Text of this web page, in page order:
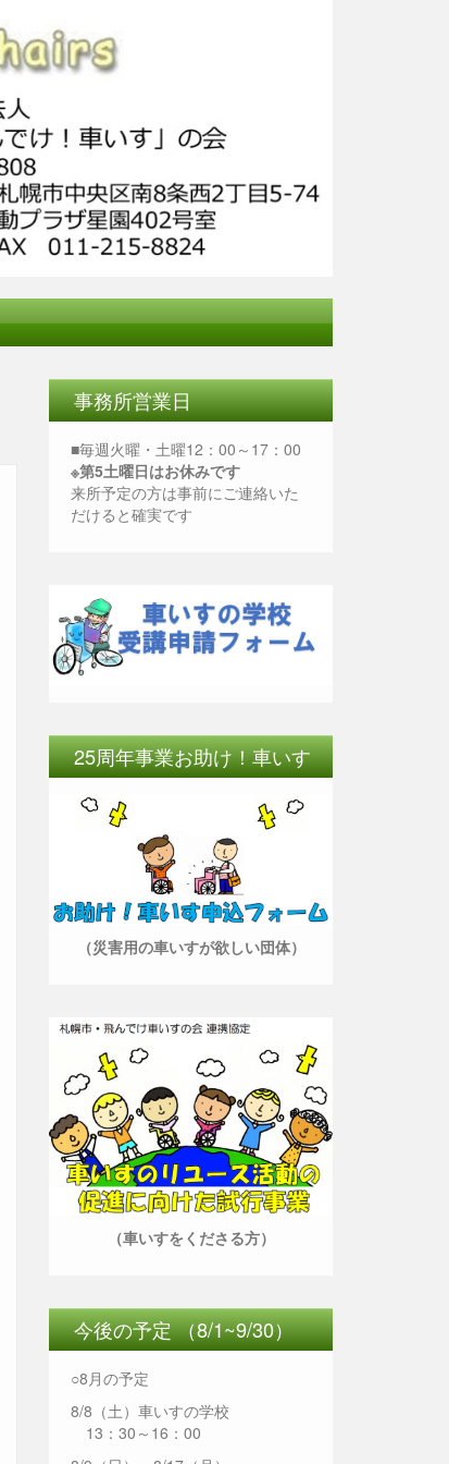
事務所営業日
■毎週火曜・土曜12：00～17：00
※第5土曜日はお休みです
来所予定の方は事前にご連絡いた
だけると確実です
25周年事業お助け！車いす
（災害用の車いすが欲しい団体）
（車いすをくださる方）
今後の予定 （8/1~9/30）
○8月の予定
8/8（土）車いすの学校
13：30～16：00